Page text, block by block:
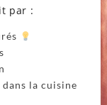
par :
la cuisine